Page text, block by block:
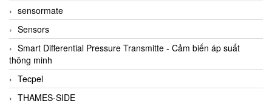
sensormate
Sensors
Smart Differential Pressure Transmitte - Cảm biến áp suất
thông minh
Tecpel
THAMES-SIDE